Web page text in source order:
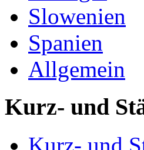
Slowenien
Spanien
Allgemein
Kurz- und